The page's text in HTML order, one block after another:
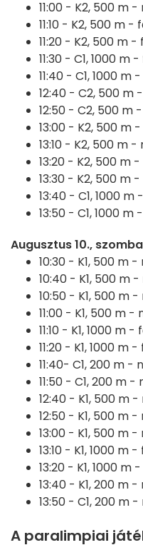
11:00 - K2, 500 m -
11:10 - K2, 500 m -
11:20 - K2, 500 m -
11:30 - C1, 1000 m
11:40 - C1, 1000 m
12:40 - C2, 500 m
12:50 - C2, 500 m
13:00 - K2, 500 m
13:10 - K2, 500 m -
13:20 - K2, 500 m
13:30 - K2, 500 m
13:40 - C1, 1000
13:50 - C1, 1000 m
Augusztus 10.,
10:30 - K1, 500 m -
10:40 - K1, 500 m
10:50 - K1, 500 m
11:00 - K1, 500 m -
11:10 - K1, 1000 m -
11:20 - K1, 1000 m
11:40- C1, 200 m -
11:50 - C1, 200 m -
12:40 - K1, 500 m
12:50 - K1, 500 m
13:00 - K1, 500 m -
13:10 - K1, 1000 m
13:20 - K1, 1000 m
13:40 - K1, 200 m
13:50 - C1, 200 m -
A paralimpiai